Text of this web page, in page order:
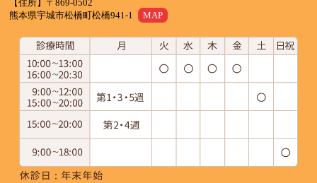
【住所】〒869-0502
熊本県宇城市松橋町松橋941-1
MAP